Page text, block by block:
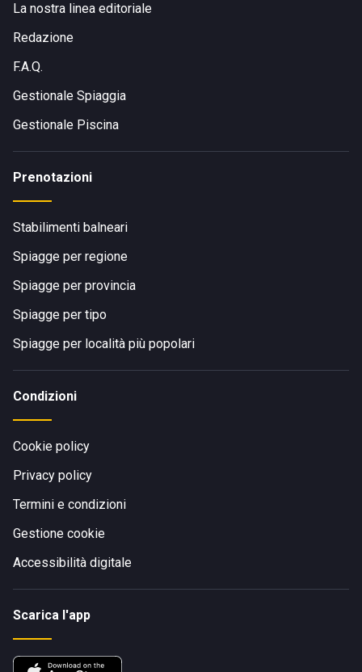
La nostra linea editoriale
Redazione
F.A.Q.
Gestionale Spiaggia
Gestionale Piscina
Prenotazioni
Stabilimenti balneari
Spiagge per regione
Spiagge per provincia
Spiagge per tipo
Spiagge per località più popolari
Condizioni
Cookie policy
Privacy policy
Termini e condizioni
Gestione cookie
Accessibilità digitale
Scarica l'app